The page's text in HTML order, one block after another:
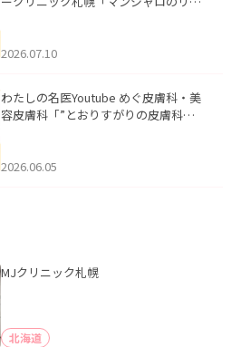
た。
2026.07.10
わたしの名医Youtube めぐ皮膚科・美
容皮膚科「”とおりすがりの皮膚科
2026.06.05
MJクリニック札幌
北海道